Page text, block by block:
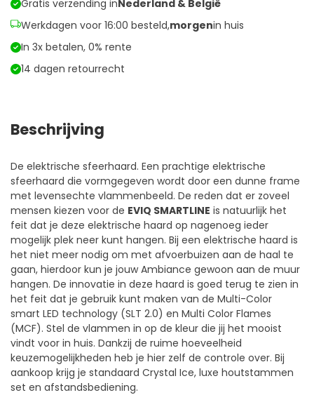
inch
–
cm
aantal
Gratis verzending inNederland & België
Werkdagen voor 16:00 besteld,morgenin huis
In 3x betalen, 0% rente
14 dagen retourrecht
Beschrijving
De elektrische sfeerhaard. Een prachtige elektrische
sfeerhaard die vormgegeven wordt door een dunne frame
met levensechte vlammenbeeld. De reden dat er zoveel
mensen kiezen voor de EVIQ SMARTLINE is natuurlijk het
feit dat je deze elektrische haard op nagenoeg ieder
mogelijk plek neer kunt hangen. Bij een elektrische haard is
het niet meer nodig om met afvoerbuizen aan de haal te
gaan, hierdoor kun je jouw Ambiance gewoon aan de muur
hangen. De innovatie in deze haard is goed terug te zien in
het feit dat je gebruik kunt maken van de Multi-Color
smart LED technology (SLT 2.0) en Multi Color Flames
(MCF). Stel de vlammen in op de kleur die jij het mooist
vindt voor in huis. Dankzij de ruime hoeveelheid
keuzemogelijkheden heb je hier zelf de controle over. Bij
aankoop krijg je standaard Crystal Ice, luxe houtstammen
set en afstandsbediening.